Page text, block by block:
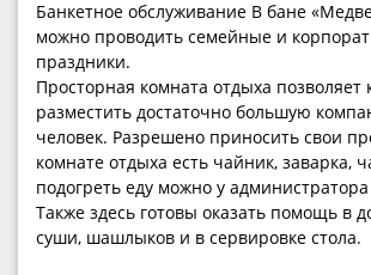
Банкетное обслуживание В бане
можно проводить семейные и
праздники.
Просторная комната отдыха позволяет
разместить достаточно большую
человек. Разрешено приносить свои
комнате отдыха есть чайник, заварка,
подогреть еду можно у
Также здесь готовы оказать помощь в
суши, шашлыков и в сервировке стола.